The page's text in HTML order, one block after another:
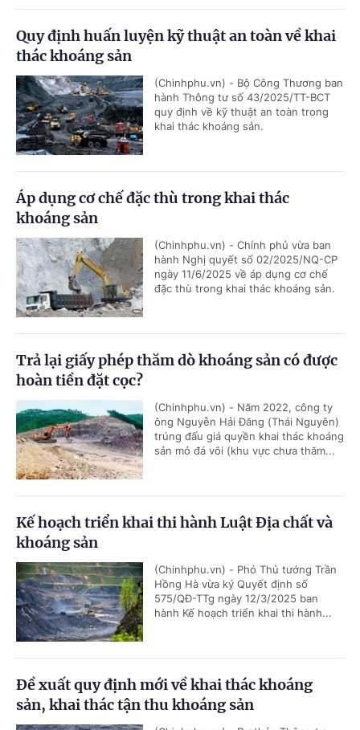
Quy định huấn luyện kỹ thuật an toàn về khai
thác khoáng sản
(Chinhphu.vn) - Bộ Công Thương ban
hành Thông tư số 43/2025/TT-BCT
quy định về kỹ thuật an toàn trong
khai thác khoáng sản.
Áp dụng cơ chế đặc thù trong khai thác
khoáng sản
(Chinhphu.vn) - Chính phủ vừa ban
hành Nghị quyết số 02/2025/NQ-CP
ngày 11/6/2025 về áp dụng cơ chế
đặc thù trong khai thác khoáng sản.
Trả lại giấy phép thăm dò khoáng sản có được
hoàn tiền đặt cọc?
(Chinhphu.vn) - Năm 2022, công ty
ông Nguyễn Hải Đăng (Thái Nguyên)
trúng đấu giá quyền khai thác khoáng
sản mỏ đá vôi (khu vực chưa thăm...
Kế hoạch triển khai thi hành Luật Địa chất và
khoáng sản
(Chinhphu.vn) - Phó Thủ tướng Trần
Hồng Hà vừa ký Quyết định số
575/QĐ-TTg ngày 12/3/2025 ban
hành Kế hoạch triển khai thi hành...
Đề xuất quy định mới về khai thác khoáng
sản, khai thác tận thu khoáng sản